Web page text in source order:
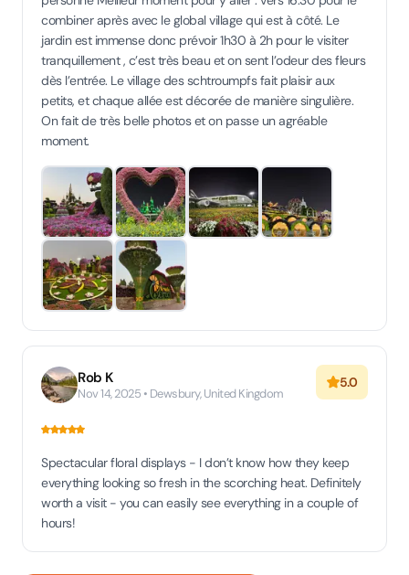
combiner après avec le global village qui est à côté. Le
jardin est immense donc prévoir 1h30 à 2h pour le visiter
tranquillement , c’est très beau et on sent l’odeur des fleurs
dès l’entrée. Le village des schtroumpfs fait plaisir aux
petits, et chaque allée est décorée de manière singulière.
On fait de très belle photos et on passe un agréable
moment.
Rob K
Nov 14, 2025 • Dewsbury, United Kingdom
5.0
Spectacular floral displays - I don’t know how they keep
everything looking so fresh in the scorching heat. Definitely
worth a visit - you can easily see everything in a couple of
hours!